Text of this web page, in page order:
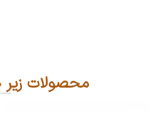
محصولات زیر 100 هزار تومان